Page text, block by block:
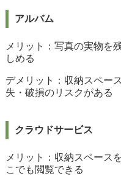
アルバム
メリット：写真の実物を
しめる
デメリット：収納スペー
失・破損のリスクがある
クラウドサービス
メリット：収納スペース
こでも閲覧できる